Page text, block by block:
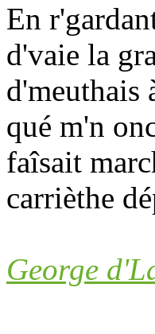
En
d'vaie la
d'meuthais
qué m'n
faîsait
carrièthe
George